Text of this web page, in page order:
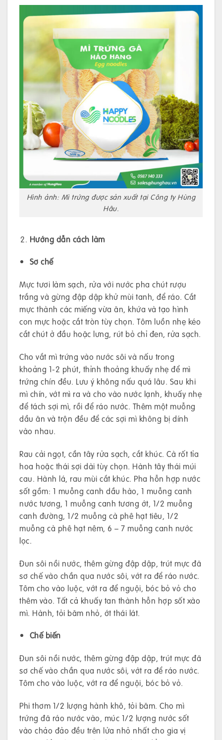
Hình ảnh: Mì trứng được sản xuất tại Công ty Hùng
Hâu.
Hướng dẫn cách làm
Sơ chế
Mực tươi làm sạch, rửa với nước pha chút rượu
trắng và gừng đập dập khử mùi tanh, để ráo. Cắt
mực thành các miếng vừa ăn, khứa và tạo hình
con mực hoặc cắt tròn tùy chọn. Tôm luồn nhẹ kéo
cắt chút ở đầu hoặc lưng, rút bỏ chỉ đen, rửa sạch.
Cho vắt mì trứng vào nước sôi và nấu trong
khoảng 1-2 phút, thỉnh thoảng khuấy nhẹ để mì
trứng chín đều. Lưu ý không nấu quá lâu. Sau khi
mì chín, vớt mì ra và cho vào nước lạnh, khuấy nhẹ
để tách sợi mì, rồi để ráo nước. Thêm một muỗng
dầu ăn và trộn đều để các sợi mì không bị dính
vào nhau.
Rau cải ngọt, cần tây rửa sạch, cắt khúc. Cà rốt tỉa
hoa hoặc thái sợi dài tùy chọn. Hành tây thái múi
cau. Hành lá, rau mùi cắt khúc. Pha hỗn hợp nước
sốt gồm: 1 muỗng canh dầu hào, 1 muỗng canh
nước tương, 1 muỗng canh tương ớt, 1/2 muỗng
canh đường, 1/2 muỗng cà phê hạt tiêu, 1/2
muỗng cà phê hạt nêm, 6 – 7 muỗng canh nước
lọc.
Đun sôi nồi nước, thêm gừng đập dập, trút mực đã
sơ chế vào chần qua nước sôi, vớt ra để ráo nước.
Tôm cho vào luộc, vớt ra để nguội, bóc bỏ vỏ cho
thêm vào. Tất cả khuấy tan thành hỗn hợp sốt xào
mì. Hành, tỏi băm nhỏ, ớt thái lát.
Chế biến
Đun sôi nồi nước, thêm gừng đập dập, trút mực đã
sơ chế vào chần qua nước sôi, vớt ra để ráo nước.
Tôm cho vào luộc, vớt ra để nguội, bóc bỏ vỏ.
Phi thơm 1/2 lượng hành khô, tỏi băm. Cho mì
trứng đã ráo nước vào, múc 1/2 lượng nước sốt
vào chảo đảo đều trên lửa nhỏ nhất cho gia vị